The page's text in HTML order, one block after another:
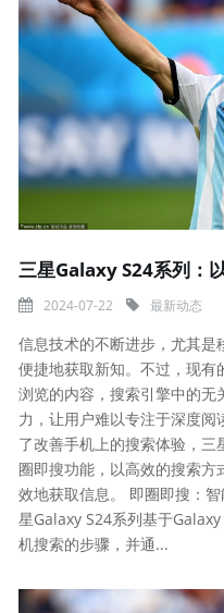
2024-07-22 最新动态
信息技术的不断进步，尤其是
便捷地获取新知。不过，现
浏览的内容，搜索引擎中的
力，让用户难以专注于深度
了改善手机上的搜索体验，
圈即搜功能，以高效的搜索
效地获取信息。 即圈即搜：
星Galaxy S24系列基于
机搜索的步骤，并通...